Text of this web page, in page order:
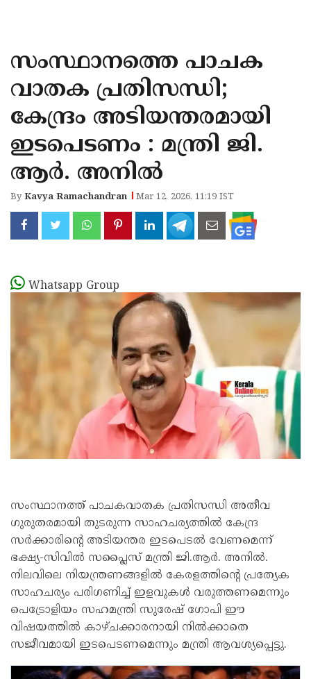
KANNUR
KASARAGOD
സംസ്ഥാനത്തെ പാചക
വാതക പ്രതിസന്ധി;
കേന്ദ്രം അടിയന്തരമായി
ഇടപെടണം : മന്ത്രി ജി.
ആർ. അനിൽ
ByKavya Ramachandran Mar 12, 2026, 11:19 IST
Whatsapp Group
സംസ്ഥാനത്ത് പാചകവാതക പ്രതിസന്ധി അതീവ
ഗുരുതരമായി തുടരുന്ന സാഹചര്യത്തിൽ കേന്ദ്ര
സർക്കാരിന്റെ അടിയന്തര ഇടപെടൽ വേണമെന്ന്
ഭക്ഷ്യ-സിവിൽ സപ്ലൈസ് മന്ത്രി ജി.ആർ. അനിൽ.
നിലവിലെ നിയന്ത്രണങ്ങളിൽ കേരളത്തിന്റെ പ്രത്യേക
സാഹചര്യം പരിഗണിച്ച് ഇളവുകൾ വരുത്തണമെന്നും
പെട്രോളിയം സഹമന്ത്രി സുരേഷ് ഗോപി ഈ
വിഷയത്തിൽ കാഴ്ചക്കാരനായി നിൽക്കാതെ
സജീവമായി ഇടപെടണമെന്നും മന്ത്രി ആവശ്യപ്പെട്ടു.